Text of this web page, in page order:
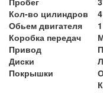
Кол-во цилиндров
4
Обьем двигателя
Коробка передач
Привод
Диски
Покрышки